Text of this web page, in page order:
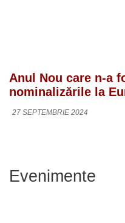
Anul Nou care n-a
nominalizările la
27 SEPTEMBRIE 2024
Evenimente